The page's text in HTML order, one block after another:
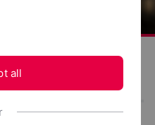
Information Media
all